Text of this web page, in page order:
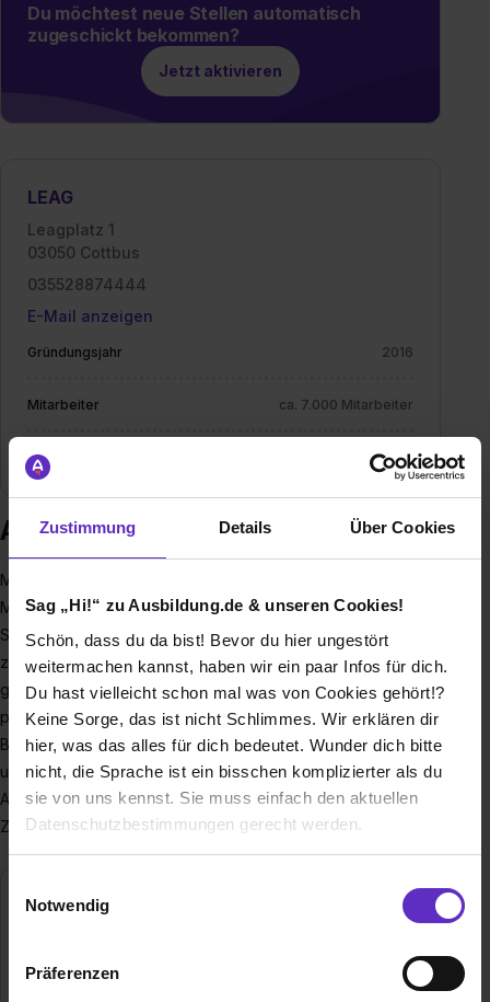
Zustimmung Details Über Cookies
Sag „Hi!“ zu Ausbildung.de & unseren Cookies!
Schön, dass du da bist! Bevor du hier ungestört
weitermachen kannst, haben wir ein paar Infos für dich.
Du hast vielleicht schon mal was von Cookies gehört!?
Keine Sorge, das ist nicht Schlimmes. Wir erklären dir
hier, was das alles für dich bedeutet. Wunder dich bitte
nicht, die Sprache ist ein bisschen komplizierter als du
sie von uns kennst. Sie muss einfach den aktuellen
Datenschutzbestimmungen gerecht werden.
Benutzung der Webseite getroffenen Einstellungen zu
Notwendig
Präferenzen
Du möchtest neue Stellen automatisch
zugeschickt bekommen?
Jetzt aktivieren
LEAG
Leagplatz 1
03050 Cottbus
035528874444
E-Mail anzeigen
Gründungsjahr 2016
Mitarbeiter ca. 7.000 Mitarbeiter
Branche Energiewirtschaft
Ausbildung bei LEAG
Mal eben die neueste Folge der Lieblingsserie gucken, die
Mitteilungen auf dem Handy checken, oder morgens das
Sandwich toasten? Dafür brauchen wir Strom. Fast jede
zehnte Kilowattstunde für Deutschland wird von uns, dem
größten Energieunternehmen im Osten des Landes
produziert, der LEAG. Wir stehen für nachhaltige
Braunkohlegewinnung und Stromerzeugung in modernen
und umweltschonenden Kraftwerken.
Aber nicht nur das, in der Lausitz errichten wir das größte
Zentrum grüner Energie in Deutschland, die GigawattFactory.
Ausgezeichnet als einer von Deutschlands
besten Ausbildern 2025